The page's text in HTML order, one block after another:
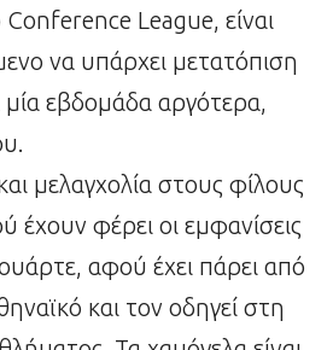
League, είναι
να υπάρχει μετατόπιση
μία εβδομάδα αργότερα,
μελαγχολία στους φίλους
έχουν φέρει οι εμφανίσεις
αφού έχει πάρει από
και τον οδηγεί στη